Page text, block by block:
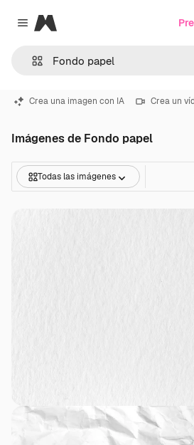
Close menu
Magnific
Crea una imagen con IA Crea un
Imágenes de Fondo papel
Todas las imágenes